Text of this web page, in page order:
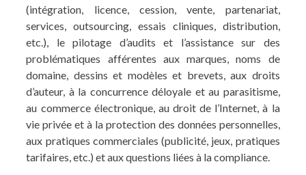
(intégration, licence, cession, vente, partenariat,
services, outsourcing, essais cliniques, distribution,
etc.), le pilotage d’audits et l’assistance sur des
problématiques afférentes aux marques, noms de
domaine, dessins et modèles et brevets, aux droits
d’auteur, à la concurrence déloyale et au parasitisme,
au commerce électronique, au droit de l’Internet, à la
vie privée et à la protection des données personnelles,
aux pratiques commerciales (publicité, jeux, pratiques
tarifaires, etc.) et aux questions liées à la compliance.